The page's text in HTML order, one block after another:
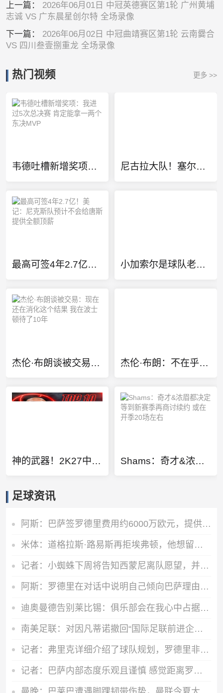
上一篇： 2026年06月01日 中冠英德赛区第1轮 广州黄埔
志诚 VS 广东晨星创尔特 全场录像
下一篇： 2026年06月02日 中冠曲靖赛区第1轮 云南爨合
VS 四川叁壹捌重龙 全场录像
热门视频 更多 >>
韦德吐槽新增奖项：我进过5次总决赛 肯定能拿一两个东决MVP 尼古拉大队！塞尔维亚最新18人名单有约基奇/约维奇等7个叫尼古拉
最高可签4年2.7亿！美记：尼克斯队预计不会给唐斯提供全额顶薪 小加索尔是球队老板！三届扣篮王麦克朗加盟西班牙赫罗纳俱乐部
杰伦·布朗谈被交易：现在还在消化这个结果 我在波士顿待了10年 杰伦·布朗：不在乎MVP或FMVP奖项 除了总冠军没任何东西能打动我
神的武器！2K27中距离投篮能力值前十：SGA一枝独秀 KD并列第三 Shams：奇才&浓眉都决定等到新赛季再商讨续约 或在开季20场左右
足球资讯
阿斯：巴萨签罗德里费用约6000万欧元，提供4年税前3000万欧合同
米体：道格拉斯·路易斯再拒埃弗顿，他想留队 但俱乐部尚未敲定
记者：小蜘蛛下周将告知西蒙尼离队愿望，并希望得到理解和帮助
阿斯：罗德里在对话中说明自己倾向巴萨理由，皇马对此理解＆祝好
迪奥曼德告别莱比锡：俱乐部会在我心中占据特殊位置，感谢所有
南美足联：对因凡蒂诺撤回“国际足联前进企业计划”提案表示欢迎
记者：弗里克详细介绍了球队规划，罗德里非常认可并选择加盟巴萨
记者：巴萨内部态度乐观且谨慎 感觉距离罗德里转会完成更近了